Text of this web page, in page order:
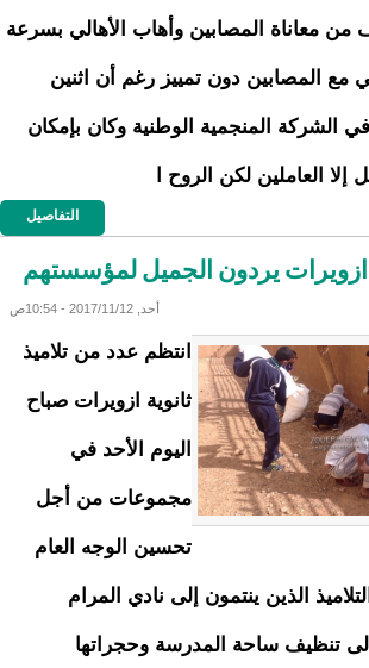
من معاناة المصابين وأهاب الأهالي بسرعة
مع المصابين دون تمييز رغم أن اثنين
الشركة المنجمية الوطنية وكان بإمكان
إلا العاملين لكن الروح ا
التفاصيل
ازويرات يردون الجميل لمؤسستهم
أحد, 2017/11/12 - 10:54ص
انتظم عدد من تلاميذ
ثانوية ازويرات صباح
اليوم الأحد في
مجموعات من أجل
تحسين الوجه العام
الذين ينتمون إلى نادي المرام
إلى تنظيف ساحة المدرسة وحجراتها